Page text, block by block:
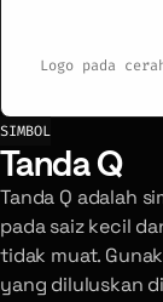
Logo pada
SIMBOL
Tanda Q
Tanda Q adalah
pada saiz kecil
tidak muat.
yang diluluskan